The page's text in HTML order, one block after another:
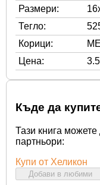
Размери:
Тегло:
Корици:
Цена:
Къде да
Тази книга
партньори:
Купи от Хеликон
Добави в любими